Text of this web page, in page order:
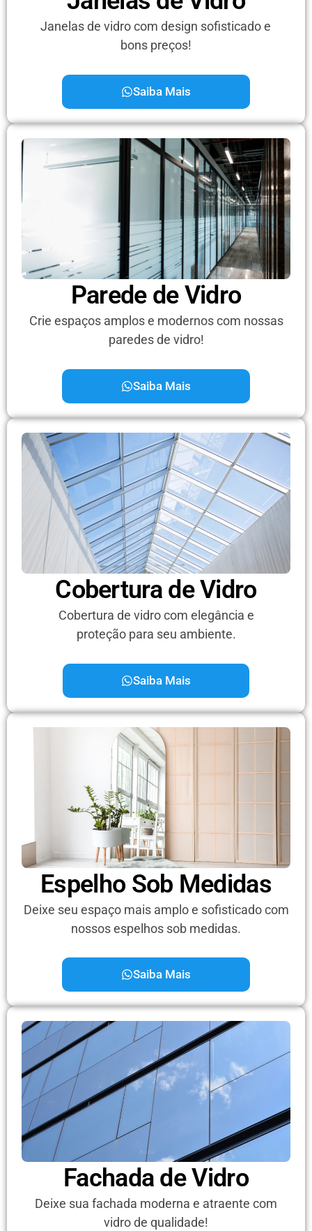
Janelas de vidro com design sofisticado e
bons preços!
Saiba Mais
Parede de Vidro
Crie espaços amplos e modernos com nossas
paredes de vidro!
Saiba Mais
Cobertura de Vidro
Cobertura de vidro com elegância e
proteção para seu ambiente.
Saiba Mais
Espelho Sob Medidas
Deixe seu espaço mais amplo e sofisticado com
nossos espelhos sob medidas.
Saiba Mais
Fachada de Vidro
Deixe sua fachada moderna e atraente com
vidro de qualidade!